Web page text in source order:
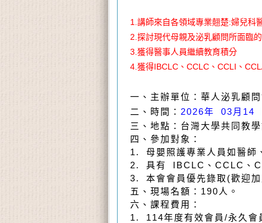
1.講師來自各領域專業翹楚:婦兒科
2. 探討現代母親及泌乳顧問所面臨
3. 獲得醫事人員繼續教育積分
4. 獲得IBCLC、CCLC、CCLI、
一、主辦單位：華人泌乳顧
二、時間： 2026年 03月14
三、地點：台灣大學共同教
四、參加對象：
1. 母嬰照護專業人員如醫師
2. 具有 IBCLC、CCLC、
3. 本會會員優先錄取(歡迎加
五、現場名額：190人。
六、課程費用：
1. 114年度有效會員/永久會